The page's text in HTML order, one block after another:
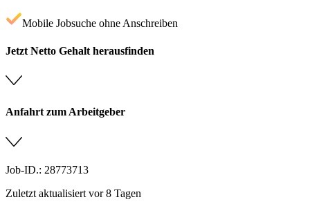
Mobile Jobsuche ohne Anschreiben
Jetzt Netto Gehalt herausfinden
Anfahrt zum Arbeitgeber
Job-ID.: 28773713
Zuletzt aktualisiert vor 8 Tagen